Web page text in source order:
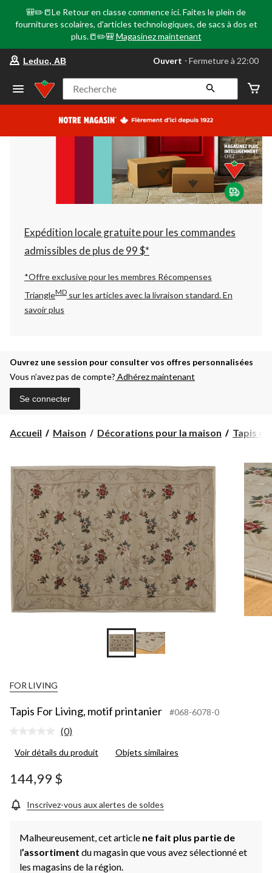
🎒✏️📒Le Retour en classe commence ici. Faites le plein de
fournitures scolaires, d'articles technologiques, de sacs à dos et
plus.📒✏️🎒 Magasinez maintenant
votre
préféré
Leduc,
AB,
courament
Fermeture
à
22:00
cliquer
pour
changer
Leduc, AB Ouvert ⋅ Fermeture à 22:00
Recherche
Expédition locale gratuite pour les commandes
admissibles de plus de 99 $*
*Offre exclusive pour les membres Récompenses
TriangleMD sur les articles avec la livraison standard.En
savoir plus
Ouvrez une session pour consulter vos offres personnalisées
Vous n’avez pas de compte? Adhérez maintenant
Se connecter
Accueil Maison Décorations pour la maison Tapis et
FOR LIVING
Tapis For Living, motif printanier #068-6078-0
Aucune
pour
produit.
Lien
la
même
(0)
Voir détails du produit Objets similaires
144,99 $
Inscrivez-vous aux alertes de soldes
Malheureusement, cet article ne fait plus partie de
l’assortiment du magasin que vous avez sélectionné et
les magasins de la région.